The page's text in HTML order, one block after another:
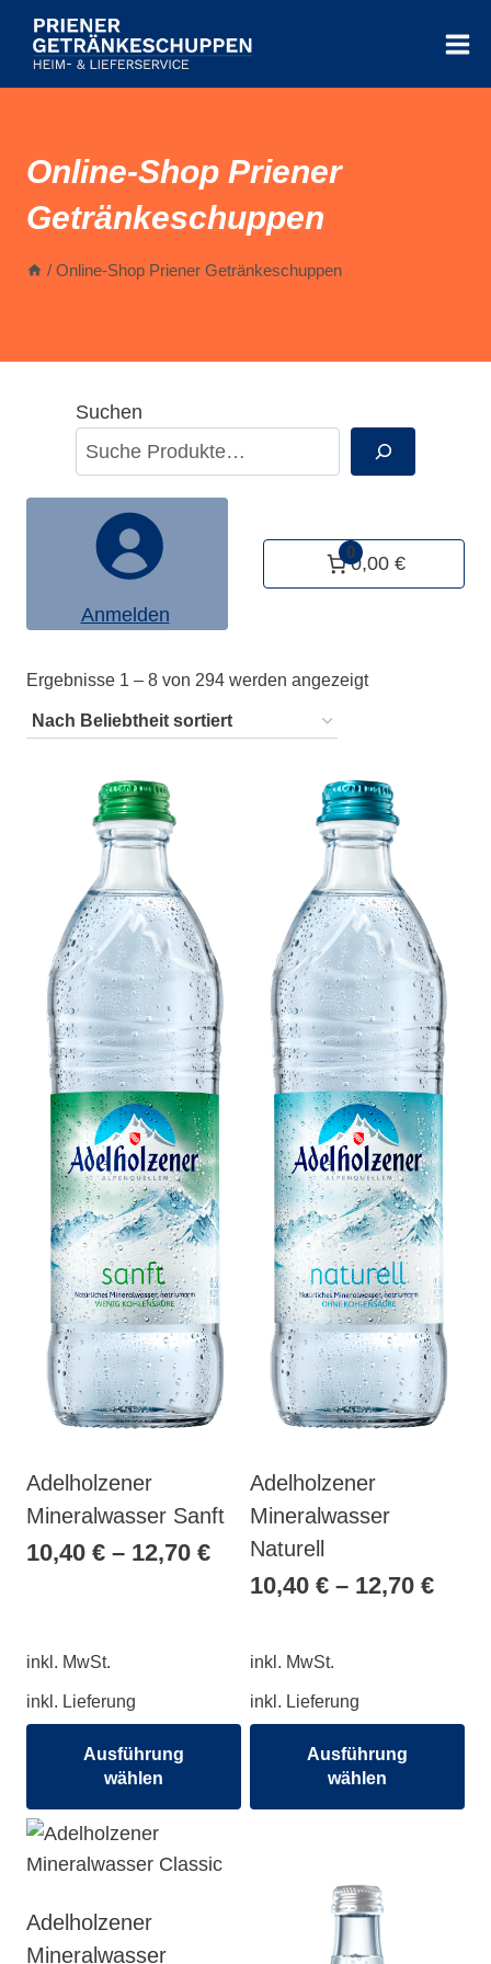
Zum
Inhalt
springen
Online-Shop Priener
Getränkeschuppen
/ Online-Shop Priener Getränkeschuppen
Suchen
Anmelden
0
0,00 €
Ergebnisse 1 – 8 von 294 werden angezeigtNach
Adelholzener
Mineralwasser Sanft
10,40 € – 12,70 €
inkl. MwSt.
inkl. Lieferung
Ausführung
wählen
Dieses
Produkt
mehrere
Varianten
Adelholzener
Mineralwasser
Naturell
10,40 € – 12,70 €
inkl. MwSt.
inkl. Lieferung
Ausführung
wählen
Adelholzener
Mineralwasser